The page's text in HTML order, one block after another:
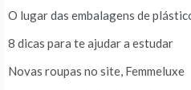
O lugar das embalagens de
8 dicas para te ajudar a estudar
Novas roupas no site, Femmeluxe